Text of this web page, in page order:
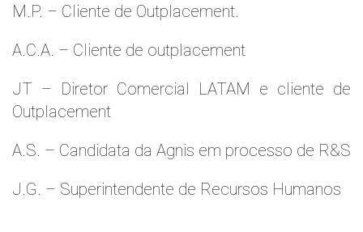
M.P. – Cliente de Outplacement.
A.C.A. – Cliente de outplacement
JT – Diretor Comercial LATAM e cliente de
Outplacement
A.S. – Candidata da Agnis em processo de R&S
J.G. – Superintendente de Recursos Humanos